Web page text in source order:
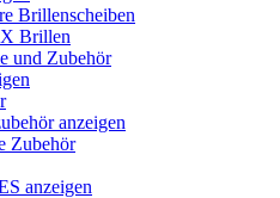
Brillenscheiben
Brillen
und Zubehör
anzeigen
Zubehör
anzeigen